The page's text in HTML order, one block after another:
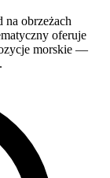
obrzeżach
oferuje
morskie —